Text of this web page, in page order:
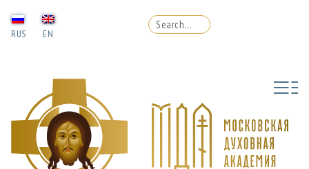
RUS EN